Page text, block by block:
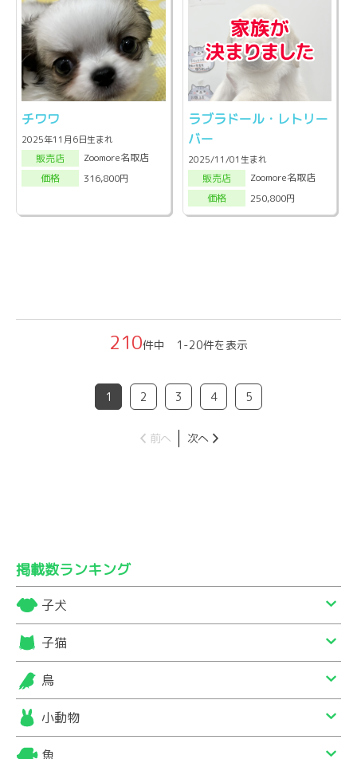
チワワ
2025年11月6日生まれ
販売店
Zoomore名取店
価格
316,800円
ラブラドール・レトリー
バー
2025/11/01生まれ
販売店
Zoomore名取店
価格
250,800円
210件中 1-20件を表示
1 2 3 4 5
前へ 次へ
掲載数ランキング
子犬
子猫
鳥
小動物
魚